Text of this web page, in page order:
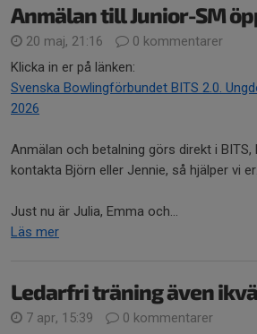
Anmälan till Junior-SM
20 maj, 21:16
0 kommentarer
Klicka in er på länken:
Svenska Bowlingförbundet BITS 2.0.
2026
Anmälan och betalning görs direkt i BITS,
kontakta Björn eller Jennie, så hjälper vi er.
Just nu är Julia, Emma och...
Läs mer
Ledarfri träning även
7 apr, 15:39
0 kommentarer